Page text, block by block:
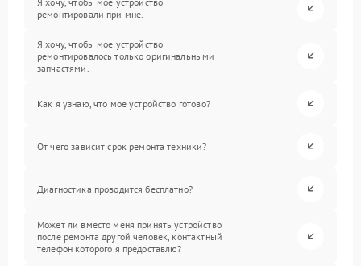
ремонтировали при мне.
Я хочу, чтобы мое устройство
ремонтировалось только оригинальными
запчастями.
Как я узнаю, что мое устройство готово?
От чего зависит срок ремонта техники?
Диагностика проводится бесплатно?
Может ли вместо меня принять устройство
после ремонта другой человек, контактный
телефон которого я предоставлю?